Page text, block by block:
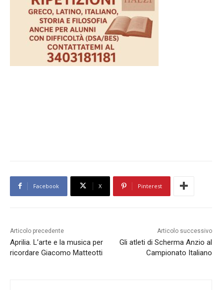
Facebook X Pinterest
Articolo precedente
Aprilia. L’arte e la musica per
ricordare Giacomo Matteotti
Articolo successivo
Gli atleti di Scherma Anzio al
Campionato Italiano